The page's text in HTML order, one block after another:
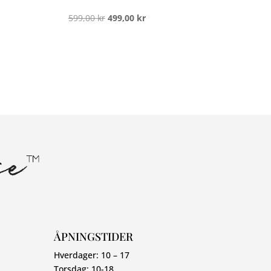
599,00kr Opprinnelig
499,00 krNåværende
ÅPNINGSTIDER
Hverdager: 10 – 17